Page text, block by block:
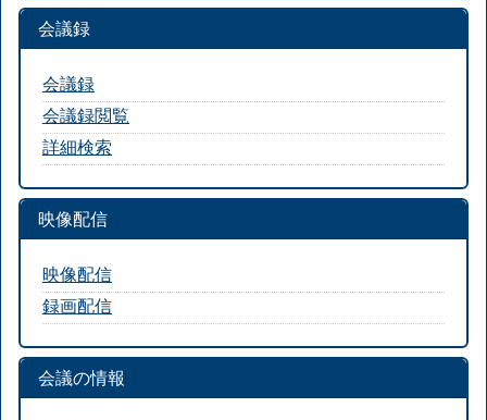
会議録
会議録
会議録閲覧
詳細検索
映像配信
映像配信
録画配信
会議の情報